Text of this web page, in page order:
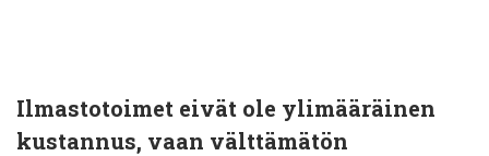
Ilmastotoimet eivät ole ylimääräinen
kustannus, vaan välttämätön